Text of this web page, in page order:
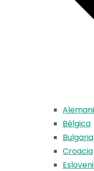
Bélgica
Bulgaria
Croacia